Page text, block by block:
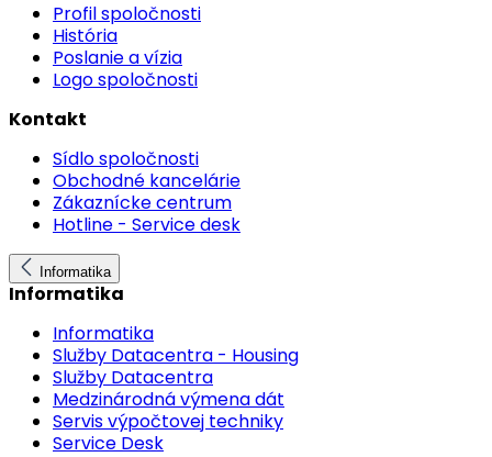
Profil spoločnosti
História
Poslanie a vízia
Logo spoločnosti
Kontakt
Sídlo spoločnosti
Obchodné kancelárie
Zákaznícke centrum
Hotline - Service desk
Informatika
Informatika
Informatika
Služby Datacentra - Housing
Služby Datacentra
Medzinárodná výmena dát
Servis výpočtovej techniky
Service Desk